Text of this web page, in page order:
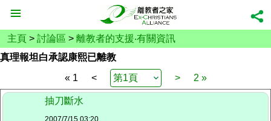
主頁 > 討論區 > 離教者的支援‧有關資訊
真理報坦白承認康熙已離教
« 1
< > 2 »
抽刀斷水
2007/7/15 03:20